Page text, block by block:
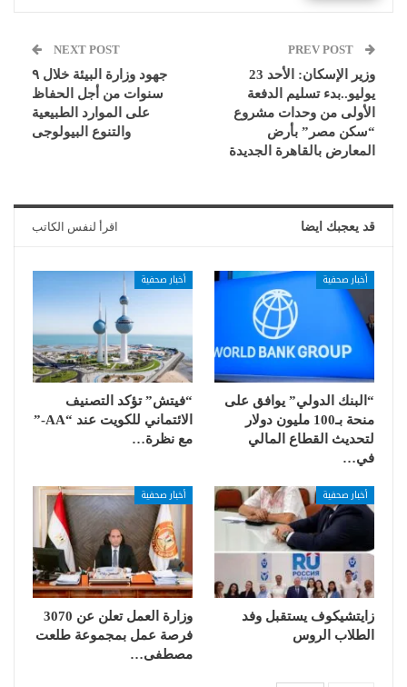
وزير الإسكان: الأحد 23
يوليو..بدء تسليم الدفعة
الأولى من وحدات مشروع
“سكن مصر” بأرض
المعارض بالقاهرة الجديدة
NEXT POST
جهود وزارة البيئة خلال ٩
سنوات من أجل الحفاظ
على الموارد الطبيعية
والتنوع البيولوجى
قد يعجبك ايضا اقرأ لنفس الكاتب
أخبار صحفية
“البنك الدولي” يوافق على
منحة بـ100 مليون دولار
لتحديث القطاع المالي
في…
أخبار صحفية
“فيتش” تؤكد التصنيف
الائتماني للكويت عند “AA-”
مع نظرة…
أخبار صحفية
زايتشيكوف يستقبل وفد
الطلاب الروس
أخبار صحفية
وزارة العمل تعلن عن 3070
فرصة عمل بمجموعة طلعت
مصطفى…